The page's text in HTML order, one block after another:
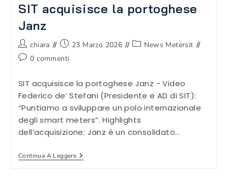
Primo
Semestre
SIT acquisisce la portoghese
Janz
Autore
dell'articolo:
chiara
Articolo
pubblicato:
23 Marzo 2026
Categoria
News Metersit
Commenti
0 commenti
SIT acquisisce la portoghese Janz - Video
Federico de’ Stefani (Presidente e AD di SIT):
“Puntiamo a sviluppare un polo internazionale
degli smart meters”. Highlights
dell’acquisizione: Janz è un consolidato…
Continua A LeggereSIT
Acquisisce